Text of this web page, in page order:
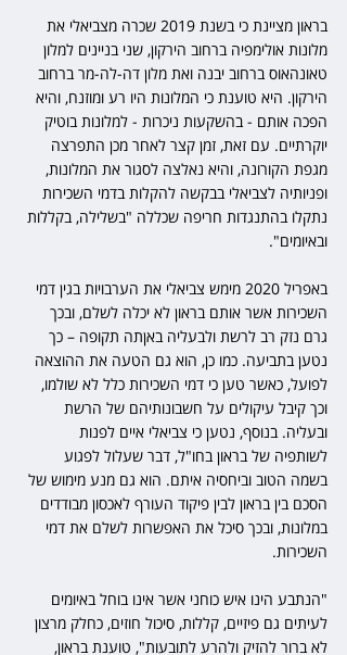
בראון מציינת כי בשנת 2019 שכרה מצביאלי את
מלונות אולימפיה ברחוב הירקון, שני בניינים למלון
טאונהאוס ברחוב יבנה ואת מלון דה-לה-מר ברחוב
הירקון. היא טוענת כי המלונות היו רע ומוזנח, והיא
הפכה אותם - בהשקעות ניכרות - למלונות בוטיק
יוקרתיים. עם זאת, זמן קצר לאחר מכן התפרצה
מגפת הקורונה, והיא נאלצה לסגור את המלונות,
ופניותיה לצביאלי בבקשה להקלות בדמי השכירות
נתקלו בהתנגדות חריפה שכללה "בשלילה, בקללות
ובאיומים".
באפריל 2020 מימש צביאלי את הערבויות בגין דמי
השכירות אשר אותם בראון לא יכלה לשלם, ובכך
גרם נזק רב לרשת ולבעליה באןתה תקופה – כך
נטען בתביעה. כמו כן, הוא גם הטעה את ההוצאה
לפועל, כאשר טען כי דמי השכירות כלל לא שולמו,
וכך קיבל עיקולים על חשבונותיהם של הרשת
ובעליה. בנוסף, נטען כי צביאלי איים לפנות
לשותפיה של בראון בחו"ל, דבר שעלול לפגוע
בשמה הטוב וביחסיה איתם. הוא גם מנע מימוש של
הסכם בין בראון לבין פיקוד העורף לאכסון מבודדים
במלונות, ובכך סיכל את האפשרות לשלם את דמי
השכירות.
"הנתבע הינו איש כוחני אשר אינו בוחל באיומים
לעיתים גם פיזיים, קללות, סיכול חוזים, כחלק מרצון
לא ברור להזיק ולהרע לתובעות", טוענת בראון,